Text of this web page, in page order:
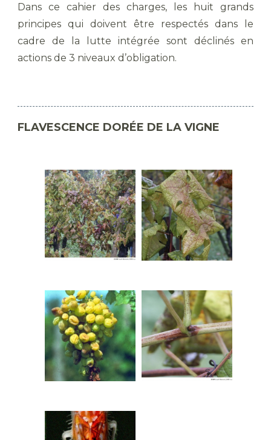
Dans ce cahier des charges, les huit grands
principes qui doivent être respectés dans le
cadre de la lutte intégrée sont déclinés en
actions de 3 niveaux d’obligation.
FLAVESCENCE DORÉE DE LA VIGNE